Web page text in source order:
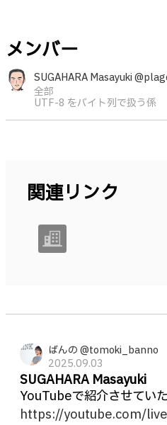
メンバー
SUGAHARA Masayuki
全部
UTF-8 をバイト列で扱う係
関連リンク
ばんの @tomoki_banno
2025.09.03
SUGAHARA Masayuki
YouTubeで紹介させてい
https://youtube.com/